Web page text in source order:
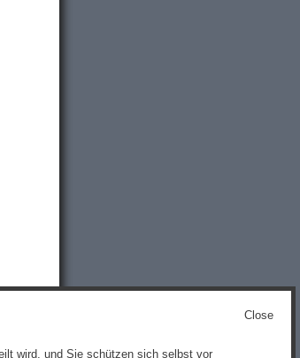
Close
wird, und Sie schützen sich selbst vor